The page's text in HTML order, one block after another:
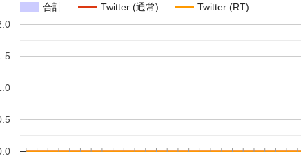
合計 Twitter (通常) Twitter (RT)